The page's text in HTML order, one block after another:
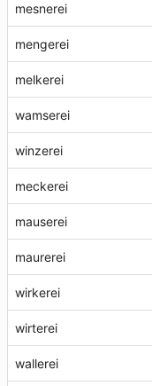
mesnerei
mengerei
melkerei
wamserei
winzerei
meckerei
mauserei
maurerei
wirkerei
wirterei
wallerei